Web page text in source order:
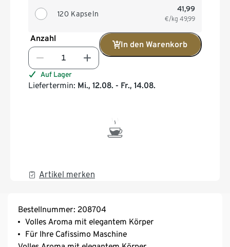
120 Kapseln
41,99
€/kg 49,99
Anzahl
In den Warenkorb
Auf Lager
Liefertermin: Mi., 12.08. - Fr., 14.08.
Artikel merken
Bestellnummer: 208704
Volles Aroma mit elegantem Körper
Für Ihre Cafissimo Maschine